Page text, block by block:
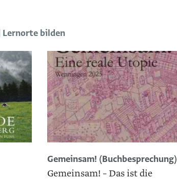
Lernorte bilden
Gemeinsam! (Buchbesprechung)
Gemeinsam! – Das ist die